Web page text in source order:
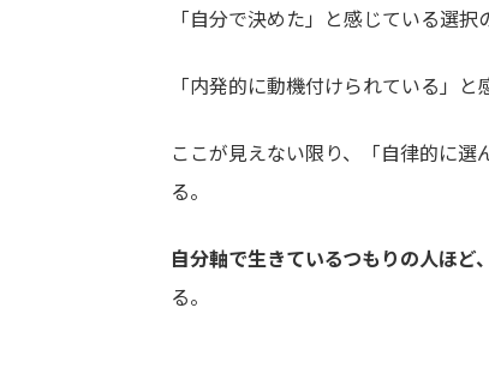
「自分で決めた」と感じている選
「内発的に動機付けられている」
ここが見えない限り、「自律的に
る。
自分軸で生きているつもりの人ほど
る。